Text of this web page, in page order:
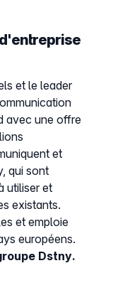
et le leader
avec une offre
et
qui sont
utiliser et
existants.
et emploie
européens.
Dstny.